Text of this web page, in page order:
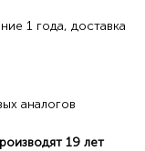
1 года, доставка
аналогов
19 лет